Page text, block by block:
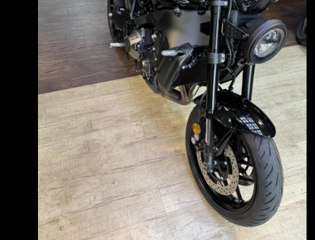
記得當初好像第一批要68萬吧？ 自然就沒有在
考慮範圍內 直到隔了大約兩年 偶然發現
XSR900在清庫存 很多水貨的